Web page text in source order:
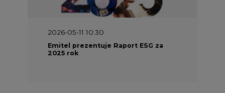
2026-05-11 10:30
Emitel prezentuje Raport ESG za
2025 rok